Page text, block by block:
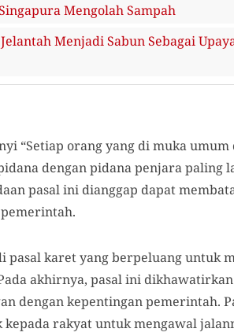
Mengolah Sampah
Menjadi Sabun Sebagai
“Setiap orang yang di muka
dengan pidana penjara paling
pasal ini dianggap dapat
karet yang berpeluang untuk
akhirnya, pasal ini
dengan kepentingan pemerintah.
rakyat untuk mengawal